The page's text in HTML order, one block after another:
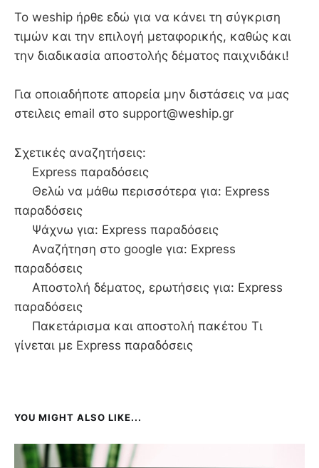
To weship ήρθε εδώ για να κάνει τη σύγκριση
τιμών και την επιλογή μεταφορικής, καθώς και
την διαδικασία αποστολής δέματος παιχνιδάκι!
Για οποιαδήποτε απορεία μην διστάσεις να μας
στειλεις email στο support@weship.gr
Σχετικές αναζητήσεις:
Express παραδόσεις
Θελώ να μάθω περισσότερα για: Express
παραδόσεις
Ψάχνω για: Express παραδόσεις
Αναζήτηση στο google για: Express
παραδόσεις
Αποστολή δέματος, ερωτήσεις για: Express
παραδόσεις
Πακετάρισμα και αποστολή πακέτου Τι
γίνεται με Express παραδόσεις
YOU MIGHT ALSO LIKE...